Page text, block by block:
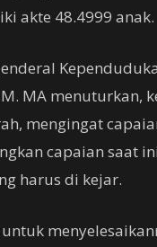
akte 48.4999 anak.
MA menuturkan,
mengingat
capaian saat
harus di kejar.